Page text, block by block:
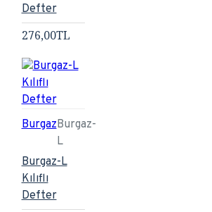
Defter
276,00TL
BurgazBurgaz-
L
Burgaz-L
Kılıflı
Defter